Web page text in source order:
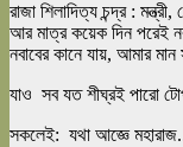
রাজা শিলাদিত্য চন্দ্র :
আর মাত্র কয়েক দিন পরেই
নবাবের কানে যায়, আমার
যাও সব যত শীঘ্রই পারো
সকলেই: যথা আজ্ঞে